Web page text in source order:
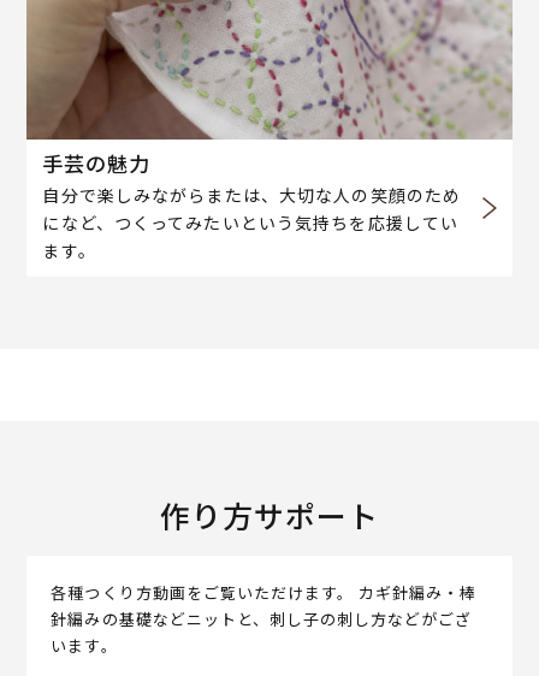
手芸の魅力
自分で楽しみながらまたは、大切な人の笑顔のため
になど、つくってみたいという気持ちを応援してい
ます。
作り方サポート
各種つくり方動画をご覧いただけます。 カギ針編み・棒
針編みの基礎などニットと、刺し子の刺し方などがござ
います。